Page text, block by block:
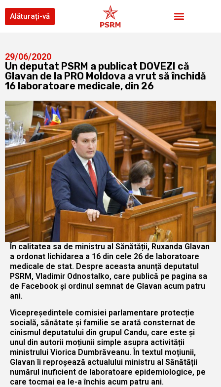
Alăturați-vă
29/06/2020
Un deputat PSRM a publicat DOVEZI că
Glavan de la PRO Moldova a vrut să închidă
16 laboratoare medicale, din 26
În calitatea sa de ministru al Sănătății, Ruxanda Glavan
a ordonat lichidarea a 16 din cele 26 de laboratoare
medicale de stat. Despre aceasta anunță deputatul
PSRM, Vladimir Odnostalko, care publică pe pagina sa
de Facebook și ordinul semnat de Glavan acum patru
ani.
Vicepreședintele comisiei parlamentare protecție
socială, sănătate și familie se arată consternat de
cinismul deputatului din grupul Candu, care este și
unul din autorii moțiunii simple asupra activității
ministrului Viorica Dumbrăveanu. În textul moțiunii,
Glavan îi reproșează actualului ministru al Sănătății
numărul inuficient de laboratoare epidemiologice, pe
care tocmai ea le-a închis acum patru ani.